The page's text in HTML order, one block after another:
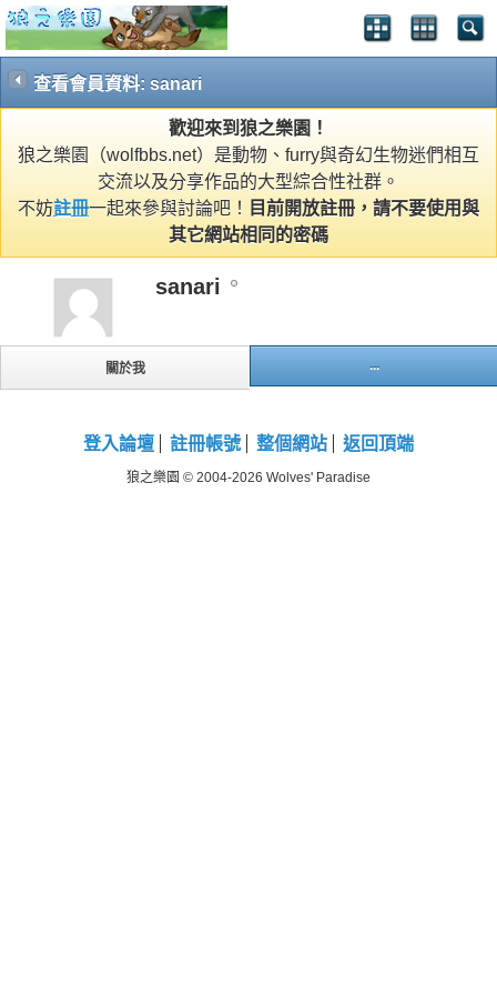
查看會員資料: sanari
歡迎來到狼之樂園！
狼之樂園（wolfbbs.net）是動物、furry與奇幻生物迷們相互
交流以及分享作品的大型綜合性社群。
不妨註冊一起來參與討論吧！
目前開放註冊，請不要使用與
其它網站相同的密碼
sanari
關於我 ...
登入論壇 註冊帳號 整個網站 返回頂端
狼之樂園 © 2004-2026 Wolves' Paradise